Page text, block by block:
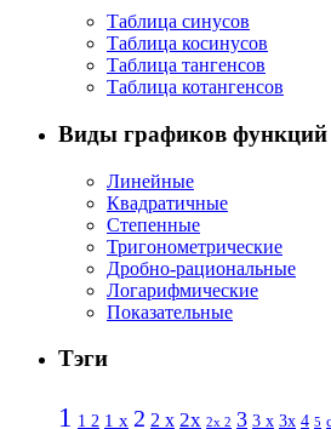
Таблица синусов
Таблица косинусов
Таблица тангенсов
Таблица котангенсов
Виды графиков функций
Линейные
Квадратичные
Степенные
Тригонометрические
Дробно-рациональные
Логарифмические
Показательные
Тэги
1 1 2 1 x 2 2 x 2x 2x 2 3 3 x 3x 4 5